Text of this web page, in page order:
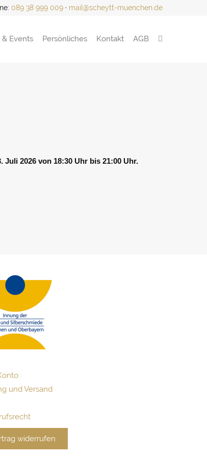
089 38 999 009 · mail@scheytt-muenchen.de
Events Persönliches Kontakt AGB
Juli 2026 von 18:30 Uhr bis 21:00 Uhr.
und Versand
widerrufen